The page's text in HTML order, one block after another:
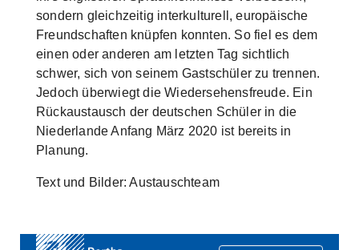
sondern gleichzeitig interkulturell, europäische
Freundschaften knüpfen konnten. So fiel es dem
einen oder anderen am letzten Tag sichtlich
schwer, sich von seinem Gastschüler zu trennen.
Jedoch überwiegt die Wiedersehensfreude. Ein
Rückaustausch der deutschen Schüler in die
Niederlande Anfang März 2020 ist bereits in
Planung.
Text und Bilder: Austauschteam
Show larger versionShow larger version